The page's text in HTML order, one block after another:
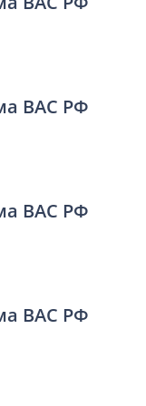
ВАС РФ
ВАС РФ
ВАС РФ